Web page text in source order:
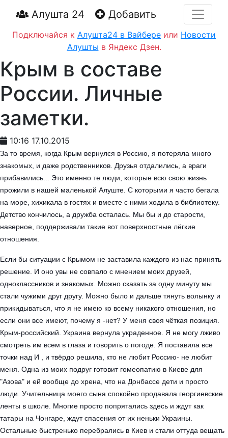
Алушта 24 Добавить
Подключайся к Алушта24 в Вайбере или Новости
Алушты в Яндекс Дзен.
Крым в составе
России. Личные
заметки.
10:16 17.10.2015
За то время, когда Крым вернулся в Россию, я потеряла много
знакомых, и даже родственников. Друзья отдалились, а враги
прибавились... Это именно те люди, которые всю свою жизнь
прожили в нашей маленькой Алуште. С которыми я часто бегала
на море, хихикала в гостях и вместе с ними ходила в библиотеку.
Детство кончилось, а дружба осталась. Мы бы и до старости,
наверное, поддерживали такие вот поверхностные лёгкие
отношения.
Если бы ситуации с Крымом не заставила каждого из нас принять
решение. И оно увы не совпало с мнением моих друзей,
одноклассников и знакомых. Можно сказать за одну минуту мы
стали чужими друг другу. Можно было и дальше тянуть волынку и
прикидываться, что я не имею ко всему никакого отношения, но
если они все имеют, почему я -нет? У меня своя чёткая позиция.
Крым-российский. Украина вернула украденное. Я не могу лживо
смотреть им всем в глаза и говорить о погоде. Я поставила все
точки над И , и твёрдо решила, кто не любит Россию- не любит
меня. Одна из моих подруг готовит гомеопатию в Киеве для
"Азова" и ей вообще до хрена, что на Донбассе дети и просто
люди. Учительница моего сына спокойно продавала георгиевские
ленты в школе. Многие просто попрятались здесь и ждут как
татары на Чонгаре, ждут спасения от их неньки Украины.
Остальные быстренько перебрались в Киев и стали оттуда вещать